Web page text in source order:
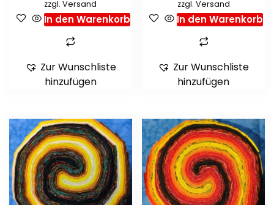
zzgl.Versand
In den Warenkorb
Zur Wunschliste
hinzufügen
zzgl. Versand
In den Warenkorb
Zur Wunschliste
hinzufügen